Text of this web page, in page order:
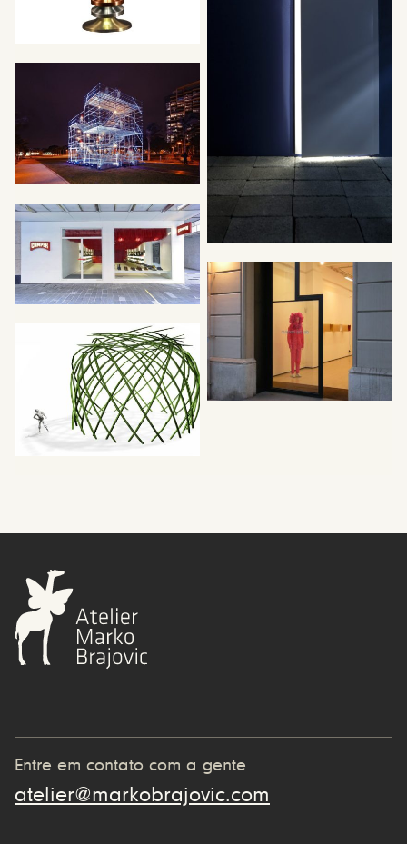
Entre em contato com a gente
atelier@markobrajovic.com